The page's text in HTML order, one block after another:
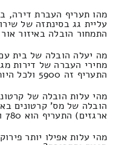
מהו תעריף העברת דירה,
עליית גג בסינתזה של
התמחור הובלה באיזור אור הגנוז זה 4500
מה יעלה הובלה של בית
התעריף זה 5900 ולכל היותר 3300
מהי עלות הובלה של
ארגזים) התעריף הוא 780 ולכל היותר 310 ש"ח.
מהי עלות אפילו יותר